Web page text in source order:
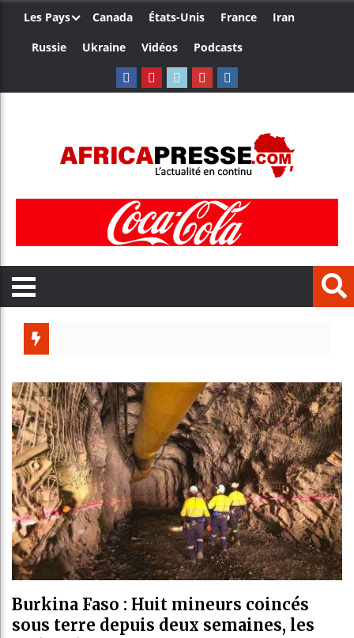
Les Pays Canada États-Unis France
Iran
Russie
Ukraine Vidéos Podcasts
Guinée
Bénin :
Burkina Faso : Huit mineurs coincés
sous terre depuis deux semaines, les